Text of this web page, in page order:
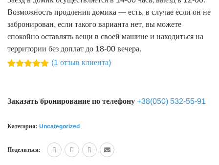
Возможность продления домика — есть, в случае если он не
забронирован, если такого варианта нет, вы можете
спокойно оставлять вещи в своей машине и находиться на
территории без доплат до 18-00 вечера.
опроса
пользователя
(1 отзыв клиента)
Заказать бронирование по телефону +38(050) 532-55-91
Категория: Uncategorized
Поделиться: